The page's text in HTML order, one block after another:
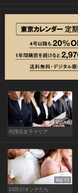
Vol.10
代理店女子マリア
Vol.11
23区のオンナたち